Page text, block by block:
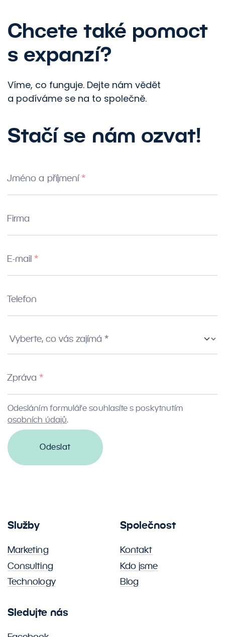
Chcete také pomoct
s expanzí?
Víme, co funguje. Dejte nám vědět
a podíváme se na to společně.
Stačí se nám ozvat!
Jméno a příjmení
Firma
E-mail
Telefon
Zpráva
Odesláním formuláře souhlasíte s poskytnutím
osobních údajů.
Odeslat
Služby
Marketing
Consulting
Technology
Společnost
Kontakt
Kdo jsme
Blog
Sledujte nás